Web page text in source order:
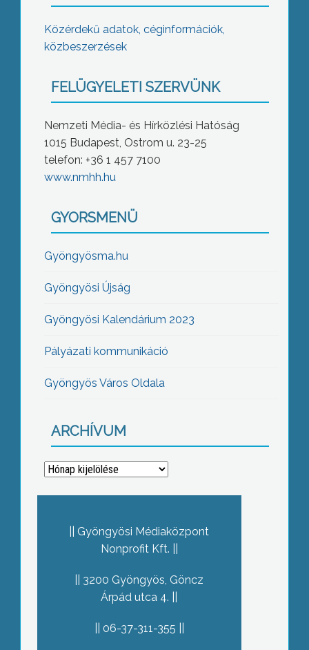
Közérdekű adatok, céginformációk,
közbeszerzések
FELÜGYELETI SZERVÜNK
Nemzeti Média- és Hírközlési Hatóság
1015 Budapest, Ostrom u. 23-25
telefon: +36 1 457 7100
www.nmhh.hu
GYORSMENÜ
Gyöngyösma.hu
Gyöngyösi Újság
Gyöngyösi Kalendárium 2023
Pályázati kommunikáció
Gyöngyös Város Oldala
ARCHÍVUM
Archívum
Gyöngyösi Médiaközpont
Nonprofit Kft.
3200 Gyöngyös, Göncz
Árpád utca 4.
06-37-311-355